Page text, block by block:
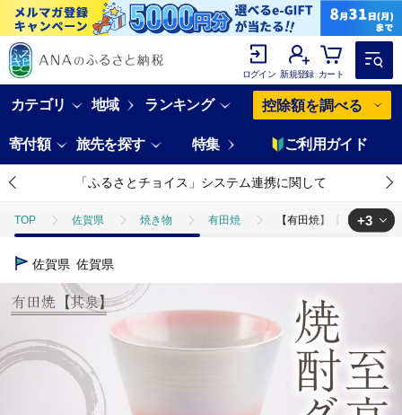
ログイン 新規登録 カート
カテゴリ 地域 ランキング 控除額を調べる
寄付額 旅先を探す 特集 ご利用ガイド
「ふるさとチョイス」システム連携に関して
TOP 佐賀県 焼き物 有田焼 【有田焼】【其泉】焼
TOP
日用品・雑貨
日用品・雑貨 【有田焼】【其泉】焼酎グ
+3
佐賀県 佐賀県